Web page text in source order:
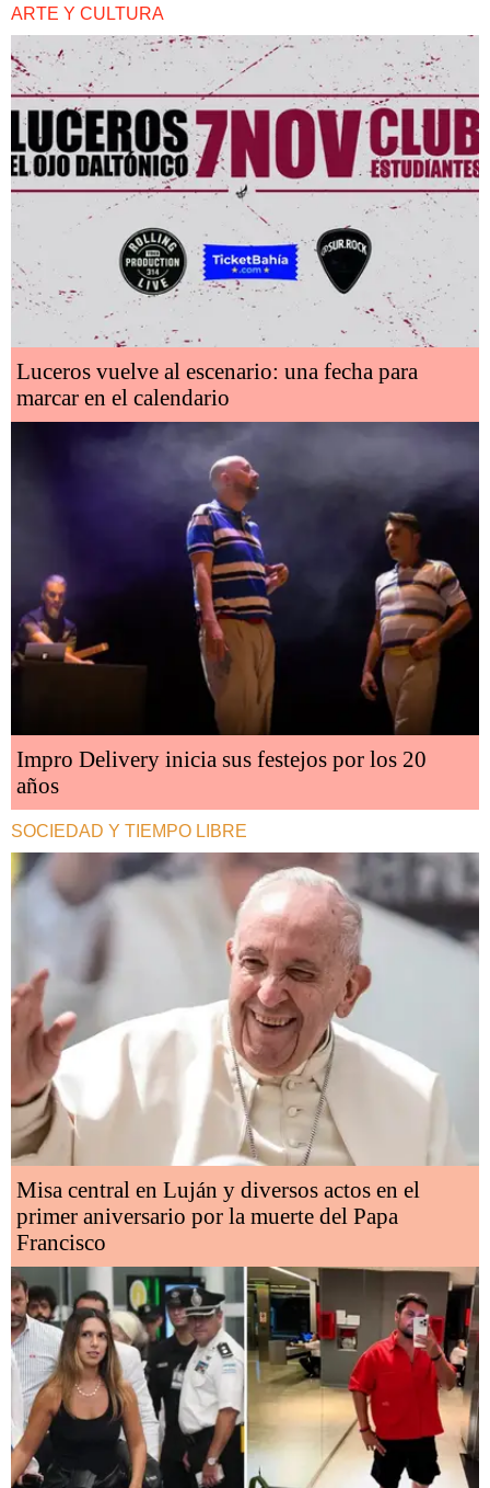
ARTE Y CULTURA
Luceros vuelve al escenario: una fecha para
marcar en el calendario
Impro Delivery inicia sus festejos por los 20
años
SOCIEDAD Y TIEMPO LIBRE
Misa central en Luján y diversos actos en el
primer aniversario por la muerte del Papa
Francisco